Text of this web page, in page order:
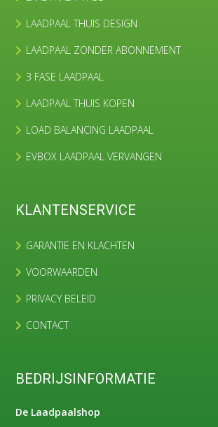
LAADPAAL THUIS DESIGN
LAADPAAL ZONDER ABONNEMENT
3 FASE LAADPAAL
LAADPAAL THUIS KOPEN
LOAD BALANCING LAADPAAL
EVBOX LAADPAAL VERVANGEN
KLANTENSERVICE
GARANTIE EN KLACHTEN
VOORWAARDEN
PRIVACY BELEID
CONTACT
BEDRIJSINFORMATIE
De Laadpaalshop